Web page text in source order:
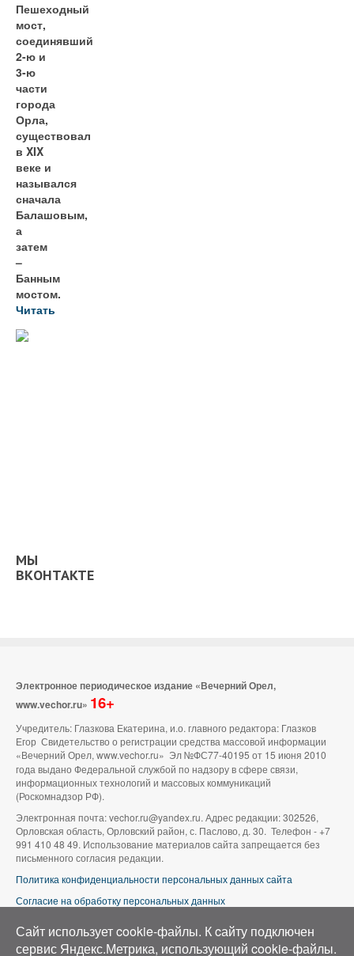
Пешеходный
мост,
соединявший
2-ю и
3-ю
части
города
Орла,
существовал
в XIX
веке и
назывался
сначала
Балашовым,
а
затем
–
Банным
мостом.
Читать
МЫ
ВКОНТАКТЕ
Электронное периодическое издание «Вечерний Орел,
www.vechor.ru» 16+
Учредитель: Глазкова Екатерина, и.о. главного редактора: Глазков
Егор Свидетельство о регистрации средства массовой информации
«Вечерний Орел, www.vechor.ru» Эл №ФС77-40195 от 15 июня 2010
года выдано Федеральной службой по надзору в сфере связи,
информационных технологий и массовых коммуникаций
(Роскомнадзор РФ).
Электронная почта: vechor.ru@yandex.ru. Адрес редакции: 302526,
Орловская область, Орловский район, с. Паслово, д. 30. Телефон - +7
991 410 48 49. Использование материалов сайта запрещается без
письменного согласия редакции.
Политика конфиденциальности персональных данных сайта
Согласие на обработку персональных данных
Аэросъемка в Орле»
Сайт использует cookie-файлы. К cайту подключен
сервис Яндекс.Метрика, использующий cookie-файлы.